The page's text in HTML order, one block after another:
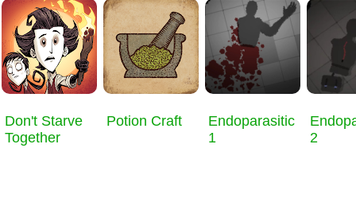
Don't Starve
Together
Potion Craft
Endoparasitic
1
2